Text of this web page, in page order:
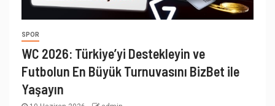
SPOR
WC 2026: Türkiye’yi Destekleyin ve
Futbolun En Büyük Turnuvasını BizBet ile
Yaşayın